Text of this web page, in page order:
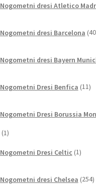
Nogometni dresi Atletico
Nogometni dresi Barcelona
Nogometni dresi Bayern
Nogometni Dresi Benfica 11
Nogometni Dresi Borussia
11
Nogometni Dresi Celtic 1izdelek
Nogometni dresi Chelsea 254